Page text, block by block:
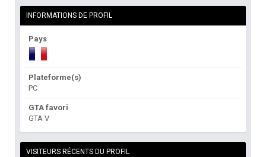
INFORMATIONS DE PROFIL
Pays
Plateforme(s)
PC
GTA favori
GTA V
VISITEURS RÉCENTS DU PROFIL